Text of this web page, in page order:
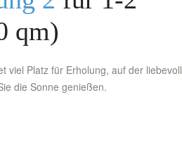
qm)
viel Platz für Erholung, auf der liebevoll
die Sonne genießen.